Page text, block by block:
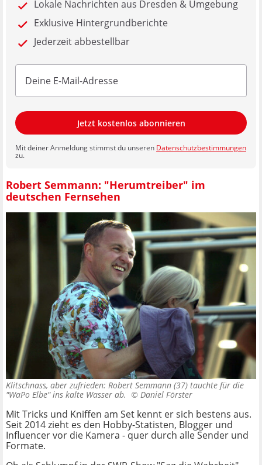
Lokale Nachrichten aus Dresden & Umgebung
Exklusive Hintergrundberichte
Jederzeit abbestellbar
Jetzt kostenlos abonnieren
Mit deiner Anmeldung stimmst du unseren Datenschutzbestimmungen
zu.
Robert Semmann: "Herumtreiber" im
deutschen Fernsehen
Klitschnass, aber zufrieden: Robert Semmann (37) tauchte für die
"WaPo Elbe" ins kalte Wasser ab. © Daniel Förster
Mit Tricks und Kniffen am Set kennt er sich bestens aus.
Seit 2014 zieht es den Hobby-Statisten, Blogger und
Influencer vor die Kamera - quer durch alle Sender und
Formate.